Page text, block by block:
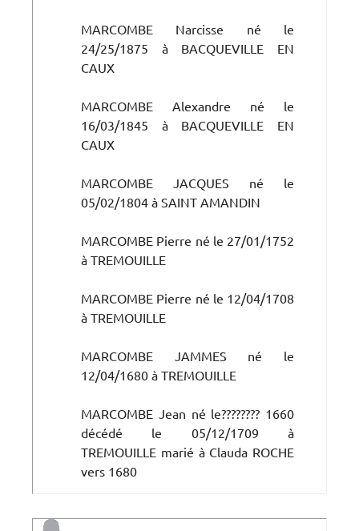
MARCOMBE Narcisse né le
24/25/1875 à BACQUEVILLE EN
CAUX
MARCOMBE Alexandre né le
16/03/1845 à BACQUEVILLE EN
CAUX
MARCOMBE JACQUES né le
05/02/1804 à SAINT AMANDIN
MARCOMBE Pierre né le 27/01/1752
à TREMOUILLE
MARCOMBE Pierre né le 12/04/1708
à TREMOUILLE
MARCOMBE JAMMES né le
12/04/1680 à TREMOUILLE
MARCOMBE Jean né le???????? 1660
décédé le 05/12/1709 à
TREMOUILLE marié à Clauda ROCHE
vers 1680